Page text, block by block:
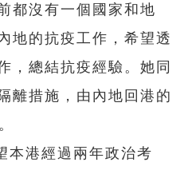
都沒有一個國家和地
地的抗疫工作，希望透
，總結抗疫經驗。她同
離措施，由內地回港的
本港經過兩年政治考